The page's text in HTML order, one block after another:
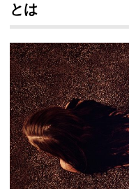
とは